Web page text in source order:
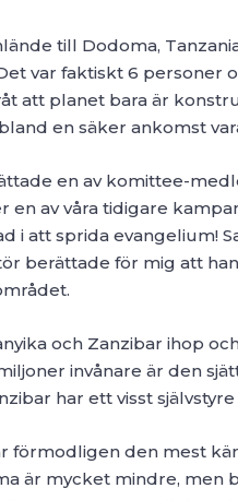
till Dodoma,
var faktiskt 6 personer
att planet bara är
en säker ankomst
en av komittee-
en av våra tidigare
i att sprida evangelium!
berättade för mig att
och Zanzibar ihop
invånare är den
har ett visst
förmodligen den mest
är mycket mindre, men